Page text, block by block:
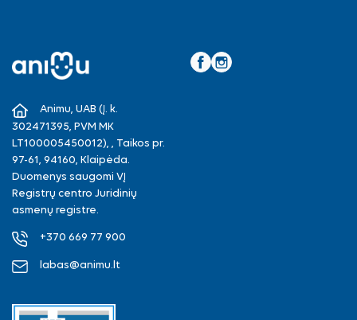
Animu, UAB (Į. k.
302471395, PVM MK
LT100005450012), , Taikos pr.
97-61, 94160, Klaipėda.
Duomenys saugomi VĮ
Registrų centro Juridinių
asmenų registre.
+370 669 77 900
labas@animu.lt